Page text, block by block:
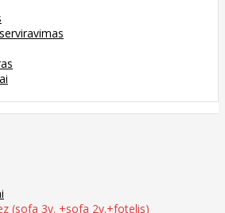
(sofa 3v. +sofa 2v.+fotelis)